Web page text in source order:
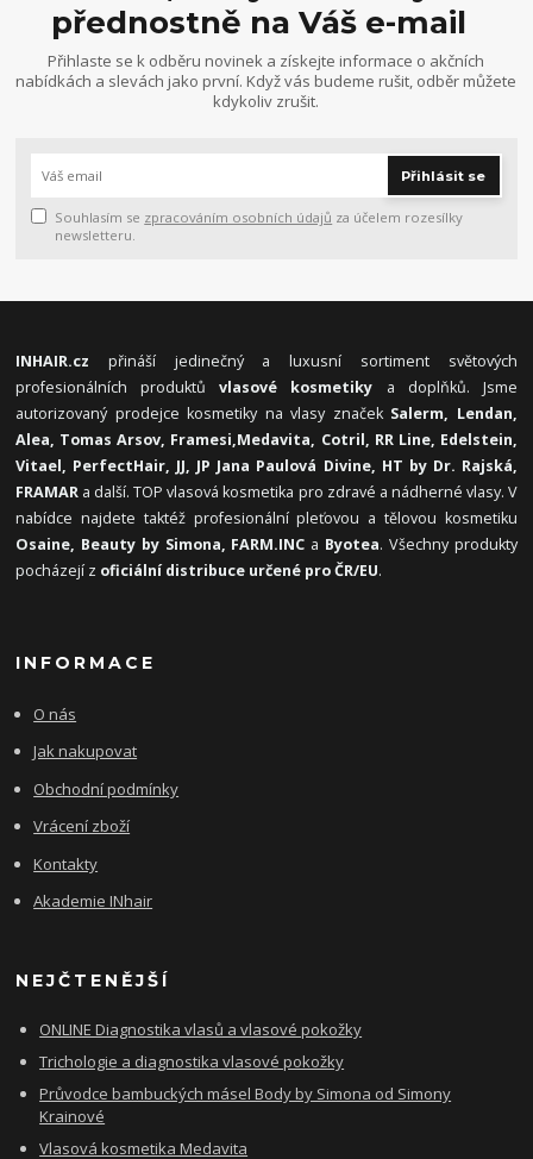
přednostně na Váš e-mail
Přihlaste se k odběru novinek a získejte informace o akčních
nabídkách a slevách jako první. Když vás budeme rušit, odběr můžete
kdykoliv zrušit.
Přihlásit se
Souhlasím se zpracováním osobních údajů za účelem rozesílky
newsletteru.
INHAIR.cz přináší jedinečný a luxusní sortiment světových
profesionálních produktůvlasové kosmetiky a doplňků. Jsme
autorizovaný prodejce kosmetiky na vlasy značek Salerm, Lendan,
Alea, Tomas Arsov, Framesi,Medavita, Cotril, RR Line, Edelstein,
Vitael, PerfectHair, JJ, JP Jana Paulová Divine, HT by Dr. Rajská,
FRAMAR a další. TOP vlasová kosmetika pro zdravé a nádherné vlasy. V
nabídce najdete taktéž profesionální pleťovou a tělovou kosmetiku
Osaine, Beauty by Simona, FARM.INC a Byotea. Všechny produkty
pocházejí z oficiální distribuce určené pro ČR/EU.
INFORMACE
O nás
Jak nakupovat
Obchodní podmínky
Vrácení zboží
Kontakty
Akademie INhair
NEJČTENĚJŠÍ
ONLINE Diagnostika vlasů a vlasové pokožky
Trichologie a diagnostika vlasové pokožky
Průvodce bambuckých másel Body by Simona od Simony
Krainové
Vlasová kosmetika Medavita